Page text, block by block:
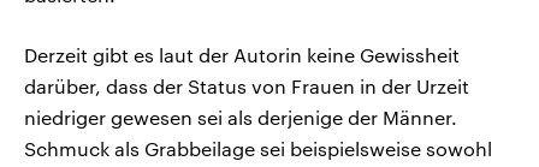
Derzeit gibt es laut der Autorin keine Gewissheit
darüber, dass der Status von Frauen in der Urzeit
niedriger gewesen sei als derjenige der Männer.
Schmuck als Grabbeilage sei beispielsweise sowohl